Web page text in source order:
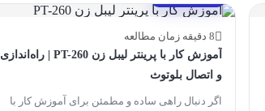
8 دقیقه زمان مطالعه
آموزش کار با پرینتر لیبل زن PT-260 | راه‌اندازی
و اتصال بلوتوث
اگر دنبال راهی ساده و مطمئن برای آموزش کار با